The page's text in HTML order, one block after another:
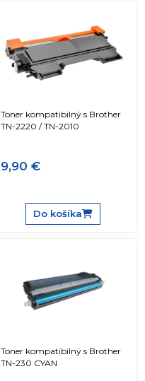
Toner kompatibilný s Brother
TN-2220 / TN-2010
9,90 €
Do košíka
Toner kompatibilný s Brother
TN-230 CYAN